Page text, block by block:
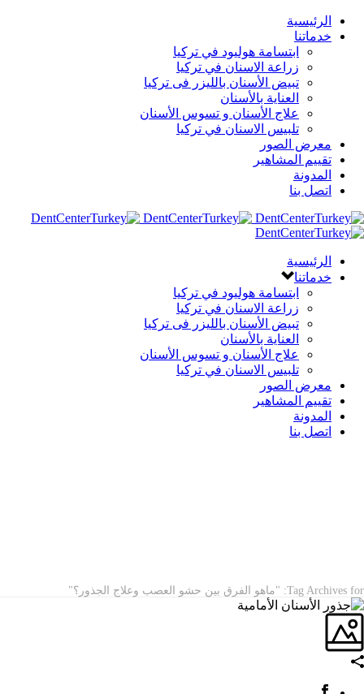
الرئيسية
خدماتنا
ابتسامة هوليود في تركيا
زراعة الاسنان في تركيا
تبيض الأسنان بالليزر فى تركيا
العناية بالأسنان
علاج الأسنان و تسوس الأسنان
تلبيس الاسنان في تركيا
معرض الصور
تقييم المشاهير
المدونة
اتصل بنا
الرئيسية
خدماتنا
ابتسامة هوليود في تركيا
زراعة الاسنان في تركيا
تبيض الأسنان بالليزر فى تركيا
العناية بالأسنان
علاج الأسنان و تسوس الأسنان
تلبيس الاسنان في تركيا
معرض الصور
تقييم المشاهير
المدونة
اتصل بنا
Tag Archives for: "ماهو الفرق بين حشو العصب وعلاج الجذور؟"